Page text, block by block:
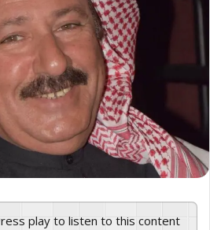
ل
ى
X
Press play to listen to this content